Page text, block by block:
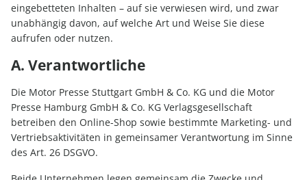
eingebetteten Inhalten – auf sie verwiesen wird, und zwar
unabhängig davon, auf welche Art und Weise Sie diese
aufrufen oder nutzen.
A. Verantwortliche
Die Motor Presse Stuttgart GmbH & Co. KG und die Motor
Presse Hamburg GmbH & Co. KG Verlagsgesellschaft
betreiben den Online-Shop sowie bestimmte Marketing- und
Vertriebsaktivitäten in gemeinsamer Verantwortung im Sinne
des Art. 26 DSGVO.